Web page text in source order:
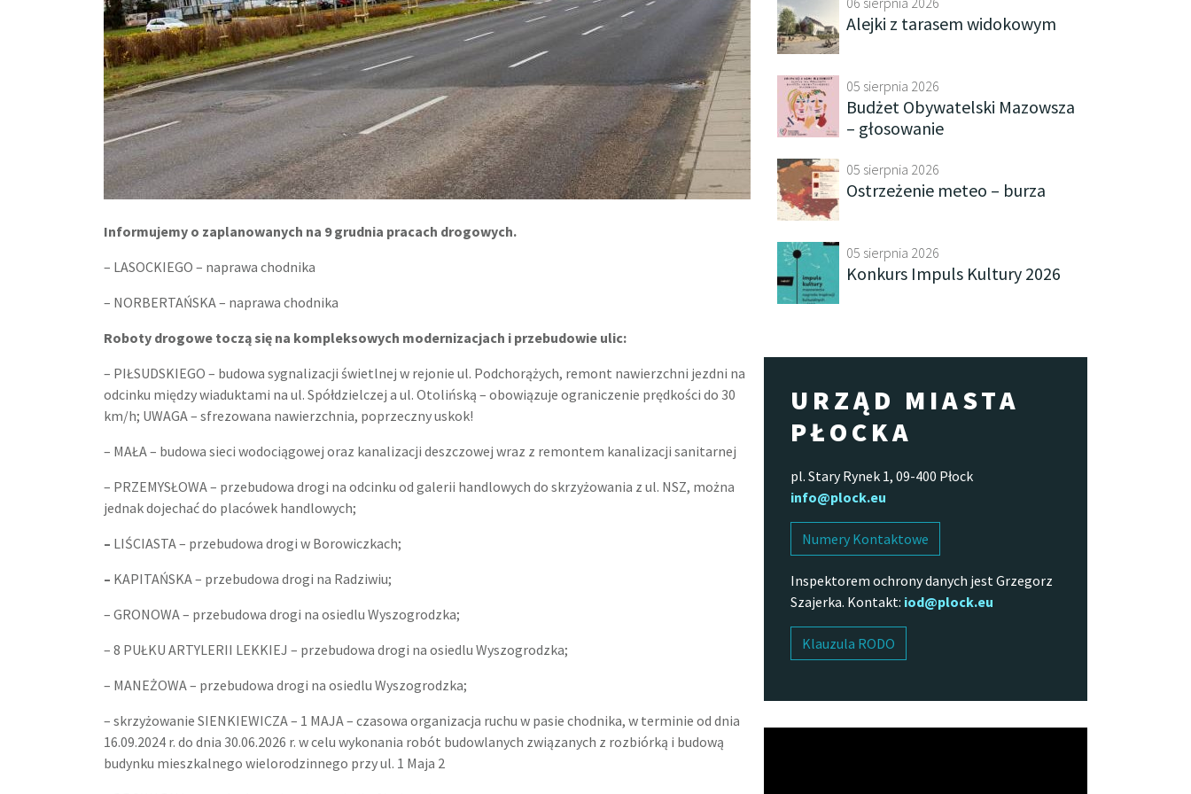
Informujemy o zaplanowanych na 9 grudnia pracach drogowych.
– LASOCKIEGO – naprawa chodnika
– NORBERTAŃSKA – naprawa chodnika
Roboty drogowe toczą się na kompleksowych modernizacjach i przebudowie ulic:
– PIŁSUDSKIEGO – budowa sygnalizacji świetlnej w rejonie ul. Podchorążych, remont nawierzchni jezdni na
odcinku między wiaduktami na ul. Spółdzielczej a ul. Otolińską – obowiązuje ograniczenie prędkości do 30
km/h; UWAGA – sfrezowana nawierzchnia, poprzeczny uskok!
– MAŁA – budowa sieci wodociągowej oraz kanalizacji deszczowej wraz z remontem kanalizacji sanitarnej
– PRZEMYSŁOWA – przebudowa drogi na odcinku od galerii handlowych do skrzyżowania z ul. NSZ, można
jednak dojechać do placówek handlowych;
– LIŚCIASTA – przebudowa drogi w Borowiczkach;
– KAPITAŃSKA – przebudowa drogi na Radziwiu;
– GRONOWA – przebudowa drogi na osiedlu Wyszogrodzka;
– 8 PUŁKU ARTYLERII LEKKIEJ – przebudowa drogi na osiedlu Wyszogrodzka;
– MANEŻOWA – przebudowa drogi na osiedlu Wyszogrodzka;
– skrzyżowanie SIENKIEWICZA – 1 MAJA – czasowa organizacja ruchu w pasie chodnika, w terminie od dnia
16.09.2024 r. do dnia 30.06.2026 r. w celu wykonania robót budowlanych związanych z rozbiórką i budową
budynku mieszkalnego wielorodzinnego przy ul. 1 Maja 2
Alejki z tarasem widokowym
05 sierpnia 2026
Budżet Obywatelski Mazowsza
– głosowanie
05 sierpnia 2026
Ostrzeżenie meteo – burza
05 sierpnia 2026
Konkurs Impuls Kultury 2026
URZĄD MIASTA
PŁOCKA
pl. Stary Rynek 1, 09-400 Płock
info@plock.eu
Numery Kontaktowe
Inspektorem ochrony danych jest Grzegorz
Szajerka. Kontakt: iod@plock.eu
Klauzula RODO